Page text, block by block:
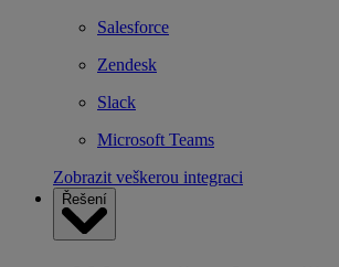
Salesforce
Zendesk
Slack
Microsoft Teams
Zobrazit veškerou integraci
Řešení